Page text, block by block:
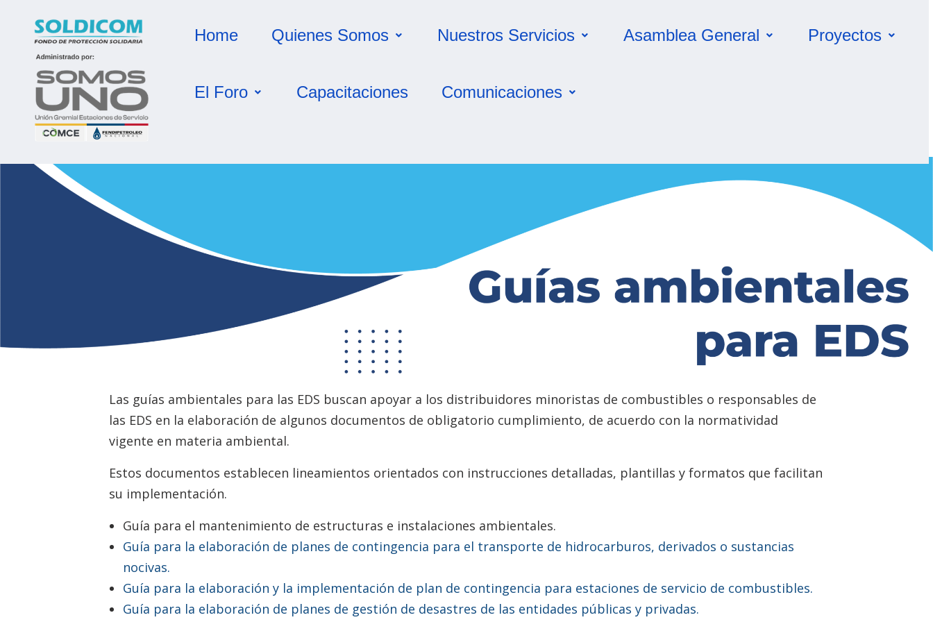
Home Quienes Somos Nuestros Servicios Asamblea General Proyectos
El Foro Capacitaciones Comunicaciones
Las guías ambientales para las EDS buscan apoyar a los distribuidores minoristas de combustibles o responsables de
las EDS en la elaboración de algunos documentos de obligatorio cumplimiento, de acuerdo con la normatividad
vigente en materia ambiental.
Estos documentos establecen lineamientos orientados con instrucciones detalladas, plantillas y formatos que facilitan
su implementación.
Guía para el mantenimiento de estructuras e instalaciones ambientales.
Guía para la elaboración de planes de contingencia para el transporte de hidrocarburos, derivados o sustancias
nocivas.
Guía para la elaboración y la implementación de plan de contingencia para estaciones de servicio de combustibles.
Guía para la elaboración de planes de gestión de desastres de las entidades públicas y privadas.